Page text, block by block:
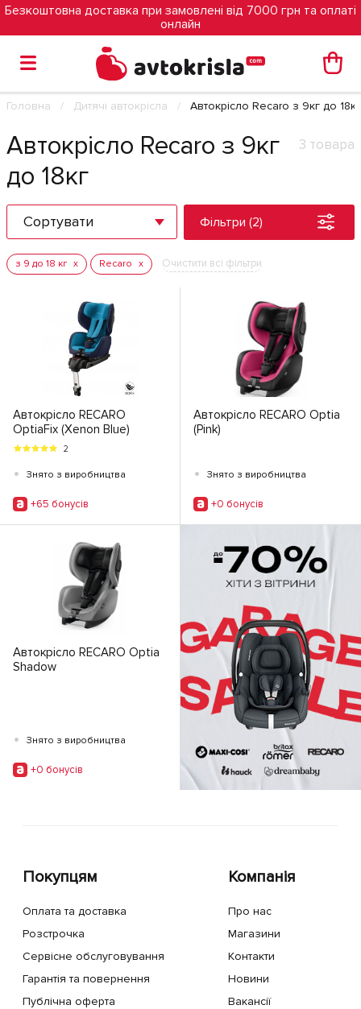
Безкоштовна доставка при замовлені від 7000 грн та оплаті
онлайн
Головна Дитячі автокрісла Автокрісло Recaro з 9кг до 18кг
Автокрісло Recaro з 9кг
до 18кг
3 товара
Сортувати Фільтри (2)
з 9 до 18 кг Recaro Очистити всі фільтри
Автокрісло RECARO
OptiaFix (Xenon Blue)
2
• Знято з виробництва
+65 бонусiв
Автокрісло RECARO Optia
(Pink)
• Знято з виробництва
+0 бонусiв
Автокрісло RECARO Optia
Shadow
• Знято з виробництва
+0 бонусiв
Покупцям
Оплата та доставка
Розстрочка
Сервісне обслуговування
Гарантія та повернення
Публічна оферта
Компанія
Про нас
Магазини
Контакти
Новини
Вакансії